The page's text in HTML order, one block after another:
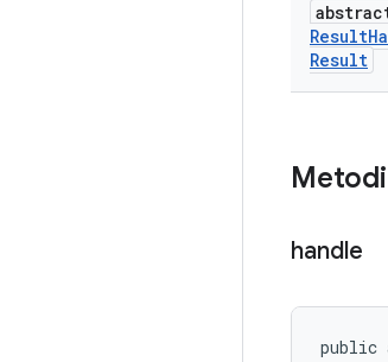
Result
Result
handle
public